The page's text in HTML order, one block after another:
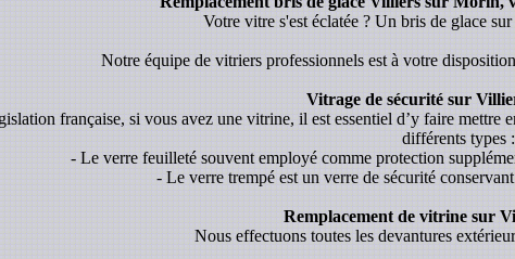
Votre vitre s'est éclatée ? Un bris de glace
Notre équipe de vitriers professionnels est à votre
Vitrage de sécurité sur
française, si vous avez une vitrine, il est essentiel d’y faire
différents types :
- Le verre feuilleté souvent employé comme protection
- Le verre trempé est un verre de sécurité
Remplacement de vitrine sur
Nous effectuons toutes les devantures